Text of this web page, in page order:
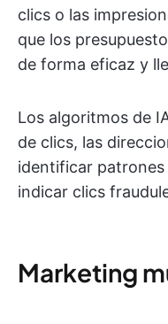
clics o las
que los
de forma eficaz y
Los algoritmos de
de clics, las
identificar patrones
indicar clics
Marketing